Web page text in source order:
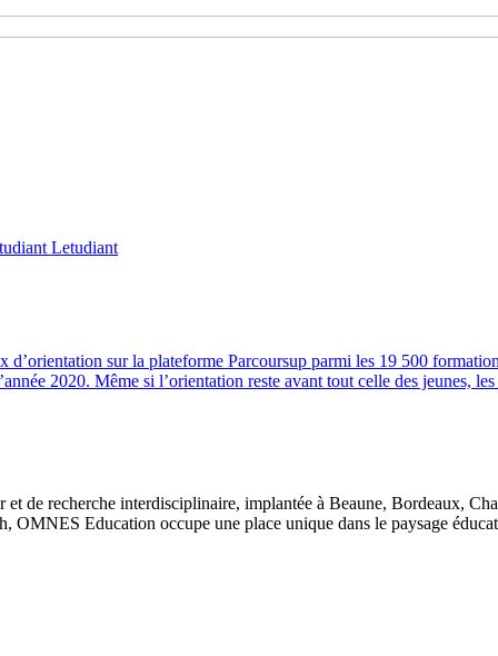
sur la plateforme Parcoursup parmi les 19 500
2020. Même si l’orientation reste avant tout celle des jeunes,
de recherche interdisciplinaire, implantée à Beaune, Bordeaux,
Education occupe une place unique dans le paysage